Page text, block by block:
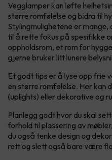
Vegglamper kan løfte
større romfølelse og bidra til
Stylingmulighetene er
til å rette fokus på spesifikke
oppholdsrom, et rom for
gjerne bruker litt lunere
Et godt tips er å lyse opp frie
en større romfølelse. Her kan
(uplights) eller dekorative og
Planlegg godt hvor du skal
forhold til plassering av
du også tenke design og
rett og slett også bare være